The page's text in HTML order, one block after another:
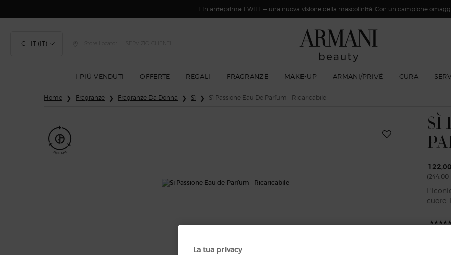
EIn anteprima: I WILL — una nuova visione della mascolinità. Con un campione
€ - IT (IT) Store Locator SERVIZIO CLIENTI
I PIÙ VENDUTI OFFERTE REGALI FRAGRANZE MAKE-UP ARMANI/PRIVÉ CURA
Home Fragranze Fragranze Da Donna Sì Sì Passione Eau De Parfum - Ricaricabile
SÌ
cuore.
269 le
La tua privacy